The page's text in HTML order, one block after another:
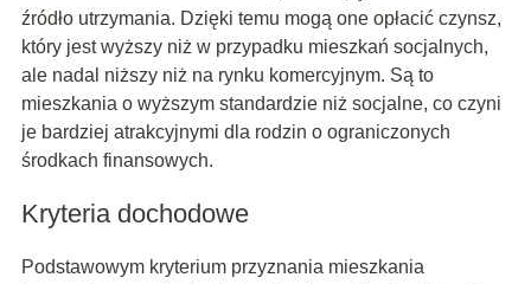
źródło utrzymania. Dzięki temu mogą one opłacić czynsz,
który jest wyższy niż w przypadku mieszkań socjalnych,
ale nadal niższy niż na rynku komercyjnym. Są to
mieszkania o wyższym standardzie niż socjalne, co czyni
je bardziej atrakcyjnymi dla rodzin o ograniczonych
środkach finansowych.
Kryteria dochodowe
Podstawowym kryterium przyznania mieszkania